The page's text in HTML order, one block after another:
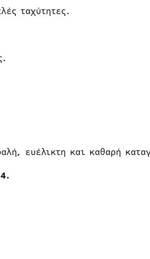
ταχύτητες.
ευέλικτη και καθαρή